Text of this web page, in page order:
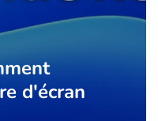
d'écran